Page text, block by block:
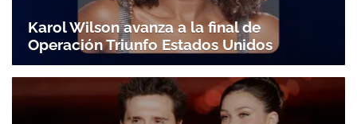
Karol Wilson avanza a la final de
Operación Triunfo Estados Unidos